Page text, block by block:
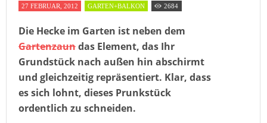
27 FEBRUAR, 2012 GARTEN+BALKON 2684
Die Hecke im Garten ist neben dem
Gartenzaundas Element, das Ihr
Grundstück nach außen hin abschirmt
und gleichzeitig repräsentiert. Klar, dass
es sich lohnt, dieses Prunkstück
ordentlich zu schneiden.